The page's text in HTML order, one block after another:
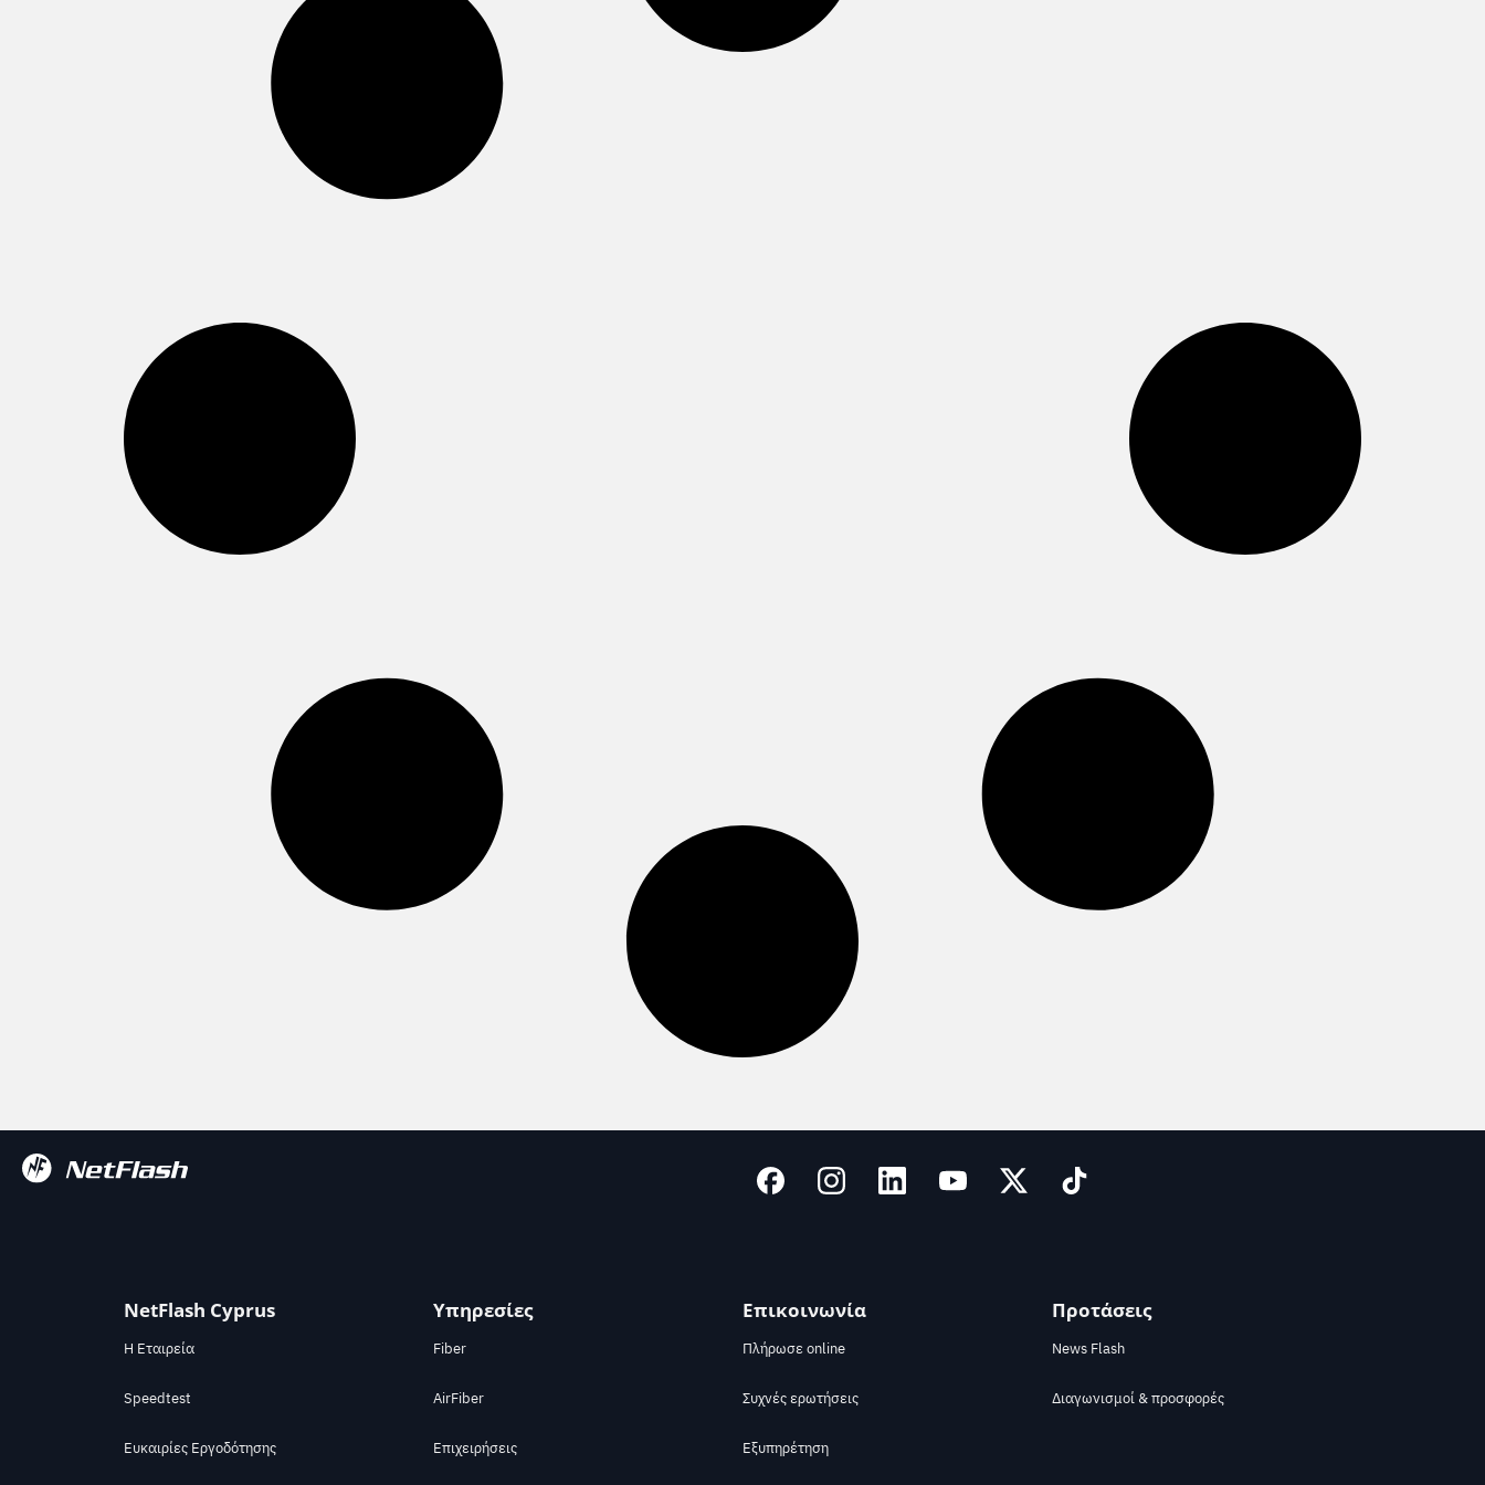
NetFlash Cyprus
Η Εταιρεία
Speedtest
Ευκαιρίες Εργοδότησης
Υπηρεσίες
Fiber
AirFiber
Επιχειρήσεις
Επικοινωνία
Πλήρωσε online
Συχνές ερωτήσεις
Εξυπηρέτηση
Προτάσεις
News Flash
Διαγωνισμοί & προσφορές